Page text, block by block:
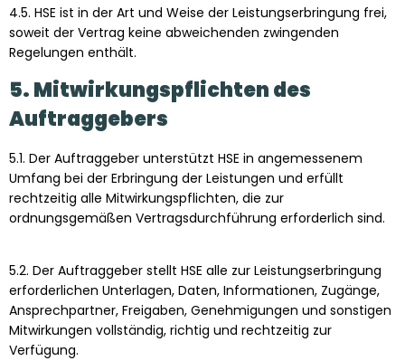
4.5. HSE ist in der Art und Weise der Leistungserbringung frei,
soweit der Vertrag keine abweichenden zwingenden
Regelungen enthält.
5. Mitwirkungspflichten des
Auftraggebers
5.1. Der Auftraggeber unterstützt HSE in angemessenem
Umfang bei der Erbringung der Leistungen und erfüllt
rechtzeitig alle Mitwirkungspflichten, die zur
ordnungsgemäßen Vertragsdurchführung erforderlich sind.
5.2. Der Auftraggeber stellt HSE alle zur Leistungserbringung
erforderlichen Unterlagen, Daten, Informationen, Zugänge,
Ansprechpartner, Freigaben, Genehmigungen und sonstigen
Mitwirkungen vollständig, richtig und rechtzeitig zur
Verfügung.